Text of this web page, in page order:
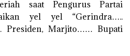
saat Pengurus Partai
yel yel “Gerindra…..
Presiden, Marjito…… Bupati